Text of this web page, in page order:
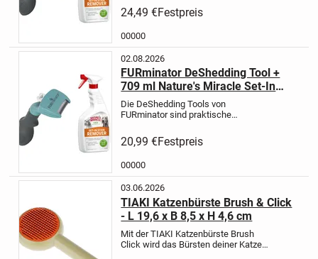
Lieblings. Der Edelstahlkamm dringt
tief in das Deckfell ein und entfernt
das...
24,49 €Festpreis
00000
02.08.2026
FURminator DeShedding Tool +
709 ml Nature's Miracle Set-In
Flecken- und Geruchsentferner
gratis! - Kleine Katze / Kurzhaar
Die DeShedding Tools von
FURminator sind praktische
Lieblings. Der Edelstahlkamm dringt
tief in das Deckfell ein und entfernt
das...
20,99 €Festpreis
00000
03.06.2026
TIAKI Katzenbürste Brush & Click
- L 19,6 x B 8,5 x H 4,6 cm
Mit der TIAKI Katzenbürste Brush
Click wird das Bürsten deiner Katze